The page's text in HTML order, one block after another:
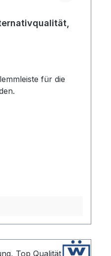
für die